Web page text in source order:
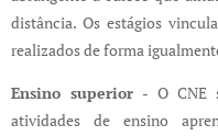
distância. Os estágios
realizados de forma
Ensino superior - O CNE
atividades de ensino